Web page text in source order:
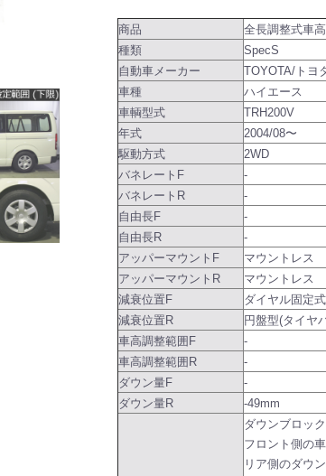
商品
全長調整式車
種類
SpecS
自動車メーカー
TOYOTA/トヨ
車種
ハイエース
車輌型式
TRH200V
年式
2004/08〜
駆動方式
2WD
バネレートF
-
バネレートR
-
自由長F
-
自由長R
-
アッパーマウントF
マウントレス
アッパーマウントR
マウントレス
減衰位置F
ダイヤル固定
減衰位置R
円盤型(タイヤ
車高調整範囲F
-
車高調整範囲R
-
ダウン量F
-
ダウン量R
-49mm
ダウンブロッ
フロント側の
リア側のダウ